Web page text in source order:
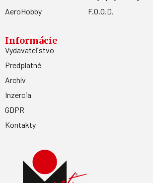
AeroHobby
F.O.O.D.
Informácie
Vydavateľstvo
Predplatné
Archív
Inzercia
GDPR
Kontakty